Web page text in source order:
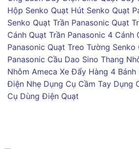
Hộp Senko Quạt Hút Senko Quạt
Senko Quạt Trần Panasonic Quạt
Cánh Quạt Trần Panasonic 4 Cánh
Panasonic Quạt Treo Tường Senko
Panasonic Cầu Dao Sino Thang
Nhôm Ameca Xe Đẩy Hàng 4 Bánh
Điện Nhẹ Dụng Cụ Cầm Tay Dụng
Cụ Dùng Điện Quạt